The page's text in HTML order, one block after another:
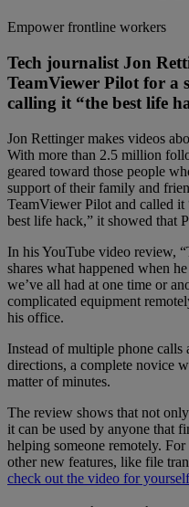
Empower frontline workers
Tech journalist Jon
TeamViewer Pilot for a
calling it “the best life
Jon Rettinger makes videos
With more than 2.5 million
geared toward those people
support of their family and
TeamViewer Pilot and called
best life hack,” it showed that
In his YouTube video review,
shares what happened when
we’ve all had at one time or
complicated equipment
his office.
Instead of multiple phone calls
directions, a complete novice
matter of minutes.
The review shows that not
it can be used by anyone that
helping someone remotely.
other new features, like file
check out the video for